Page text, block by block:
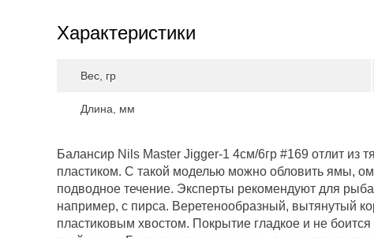
Характеристики
Вес, гр
Длина, мм
Балансир Nils Master Jigger-1 4см/6гр #169 отлит из
пластиком. С такой моделью можно обловить ямы,
подводное течение. Эксперты рекомендуют для
например, с пирса. Веретенообразный, вытянутый
пластиковым хвостом. Покрытие гладкое и не